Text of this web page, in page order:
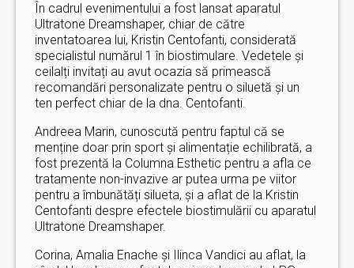
În cadrul evenimentului a fost lansat aparatul
Ultratone Dreamshaper, chiar de către
inventatoarea lui, Kristin Centofanti, considerată
specialistul numărul 1 în biostimulare. Vedetele și
ceilalți invitați au avut ocazia să primească
recomandări personalizate pentru o siluetă și un
ten perfect chiar de la dna. Centofanti.
Andreea Marin, cunoscută pentru faptul că se
menține doar prin sport și alimentație echilibrată, a
fost prezentă la Columna Esthetic pentru a afla ce
tratamente non-invazive ar putea urma pe viitor
pentru a îmbunătăți silueta, și a aflat de la Kristin
Centofanti despre efectele biostimulării cu aparatul
Ultratone Dreamshaper.
Corina, Amalia Enache și Ilinca Vandici au aflat, la